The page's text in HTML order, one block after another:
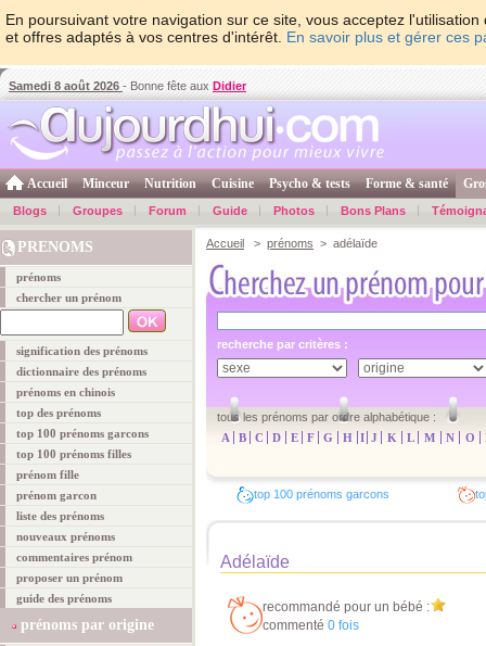
En poursuivant votre navigation sur ce site, vous acceptez
et offres adaptés à vos centres d'intérêt. En savoir plus et gérer ces
Samedi 8 août 2026 - Bonne fête aux Didier
Accueil Minceur Nutrition Cuisine Psycho & tests Forme & santé
Blogs Groupes Forum Guide Photos Bons Plans
PRENOMS
prénoms
chercher un prénom
signification des prénoms
dictionnaire des prénoms
prénoms en chinois
top des prénoms
top 100 prénoms garcons
top 100 prénoms filles
prénom fille
prénom garcon
liste des prénoms
nouveaux prénoms
commentaires prénom
proposer un prénom
guide des prénoms
prénoms par origine
Accueil > prénoms > adélaïde
recherche par critères :
tous les prénoms par ordre alphabétique :
A
B C D E F G H I J K L M N O
top 100 prénoms garcons
Adélaïde
recommandé pour un bébé :
commenté 0 fois